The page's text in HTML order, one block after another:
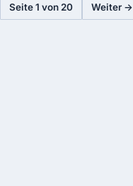
Seite 1 von 20 Weiter →